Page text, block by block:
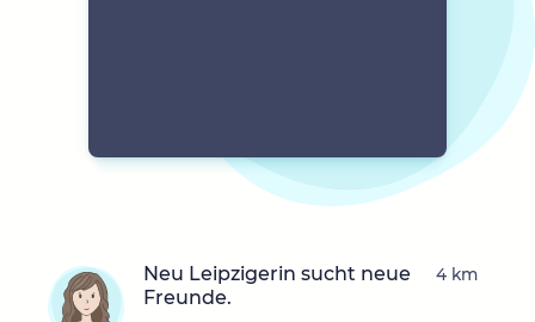
Neu Leipzigerin sucht neue
Freunde.
4 km